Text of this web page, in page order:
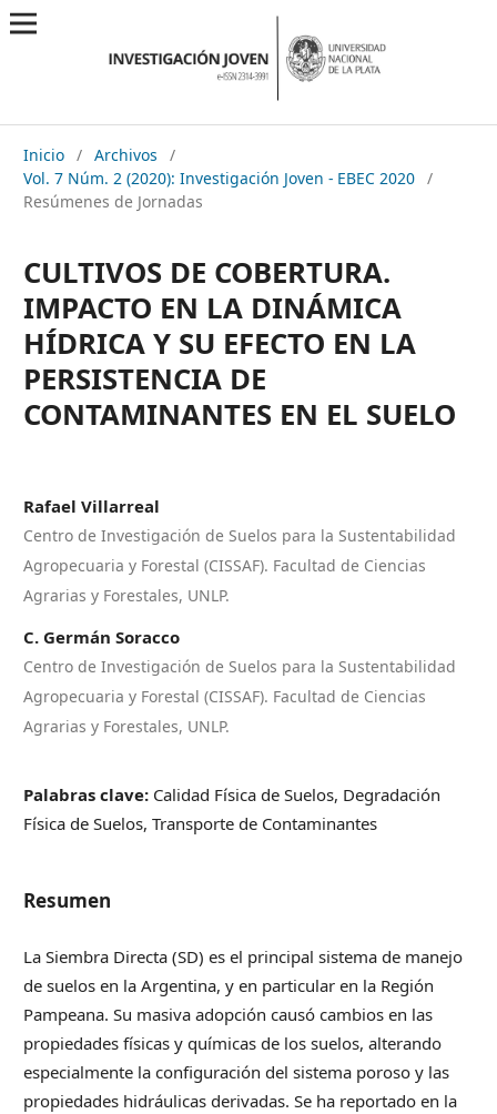
Inicio / Archivos
/
Vol. 7 Núm. 2 (2020): Investigación Joven - EBEC 2020 /
Resúmenes de Jornadas
CULTIVOS DE COBERTURA.
IMPACTO EN LA DINÁMICA
HÍDRICA Y SU EFECTO EN LA
PERSISTENCIA DE
CONTAMINANTES EN EL SUELO
Rafael Villarreal
Centro de Investigación de Suelos para la Sustentabilidad
Agropecuaria y Forestal (CISSAF). Facultad de Ciencias
Agrarias y Forestales, UNLP.
C. Germán Soracco
Centro de Investigación de Suelos para la Sustentabilidad
Agropecuaria y Forestal (CISSAF). Facultad de Ciencias
Agrarias y Forestales, UNLP.
Palabras clave: Calidad Física de Suelos, Degradación
Física de Suelos, Transporte de Contaminantes
Resumen
La Siembra Directa (SD) es el principal sistema de manejo
de suelos en la Argentina, y en particular en la Región
Pampeana. Su masiva adopción causó cambios en las
propiedades físicas y químicas de los suelos, alterando
especialmente la configuración del sistema poroso y las
propiedades hidráulicas derivadas. Se ha reportado en la